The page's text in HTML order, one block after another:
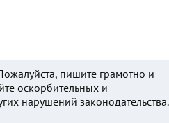
пишите грамотно и
оскорбительных и
нарушений законодательства.